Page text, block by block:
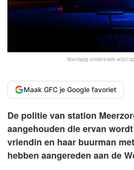
Voorlopig onderzoek wijst
Maak GFC je Google favoriet
De politie van station
aangehouden die ervan
vriendin en haar buurman
hebben aangereden aan de